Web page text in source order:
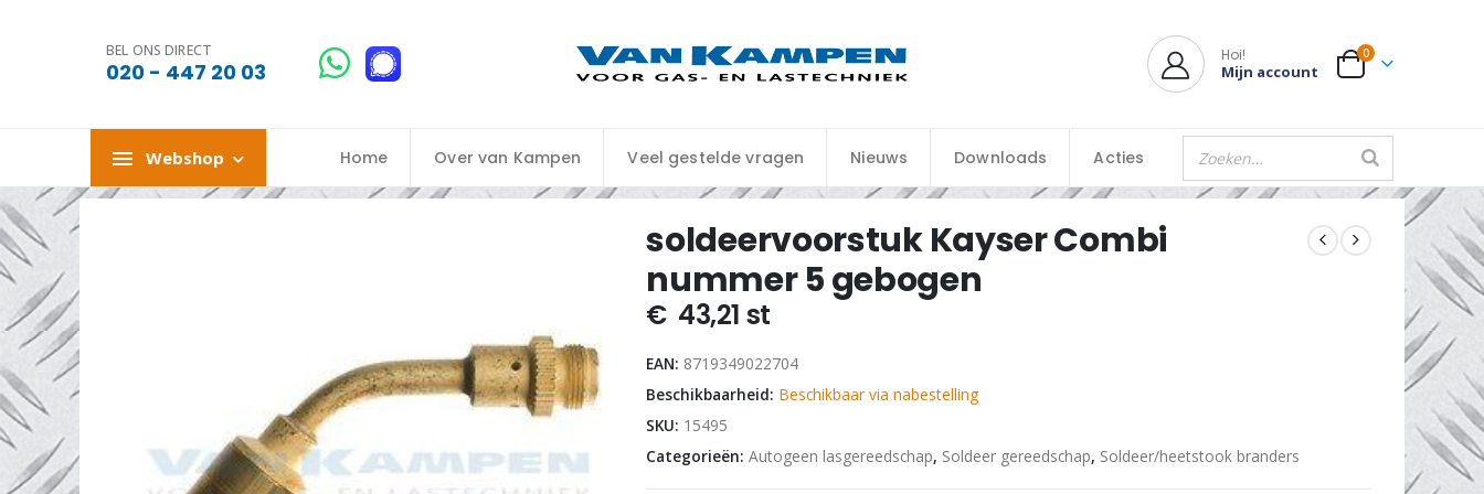
BEL ONS DIRECT
020 - 447 20 03
Hoi!
Mijn account
0
Webshop Home Over van Kampen Veel gestelde vragen Nieuws Downloads Acties
soldeervoorstuk Kayser Combi
nummer 5 gebogen
€ 43,21 st
EAN: 8719349022704
Beschikbaarheid: Beschikbaar via nabestelling
SKU: 15495
Categorieën:Autogeen lasgereedschap, Soldeer gereedschap, Soldeer/heetstook branders